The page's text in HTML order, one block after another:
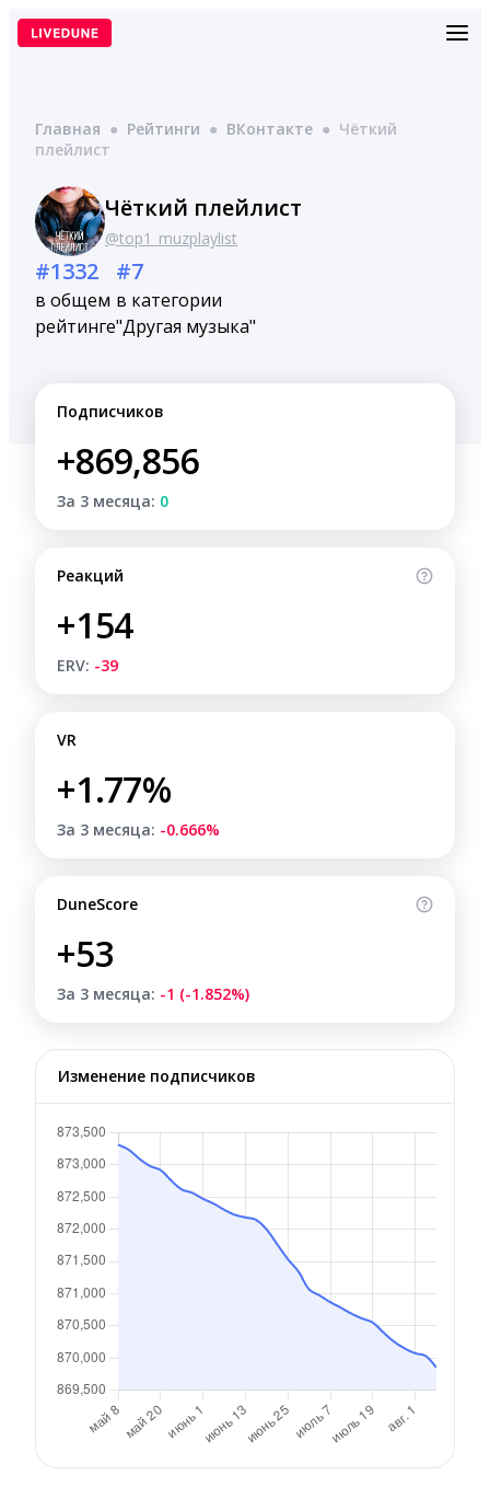
Перейти
Главная ● Рейтинги ● ВКонтакте ● Чёткий
плейлист
Чёткий плейлист
@top1_muzplaylist
#1332
в общем
рейтинге
#7
в категории
"Другая музыка"
Подписчиков
+869,856
За 3 месяца: 0
Реакций
+154
ERV: -39
VR
+1.77%
За 3 месяца: -0.666%
DuneScore
+53
За 3 месяца: -1 (-1.852%)
Изменение подписчиков